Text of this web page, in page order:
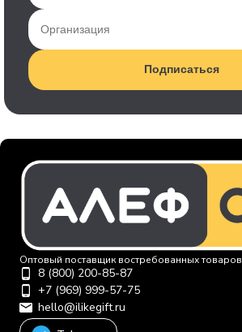
Подписаться
Оптовый поставщик востребованных товаров
8 (800) 200-85-87
+7 (969) 999-57-75
hello@ilikegift.ru